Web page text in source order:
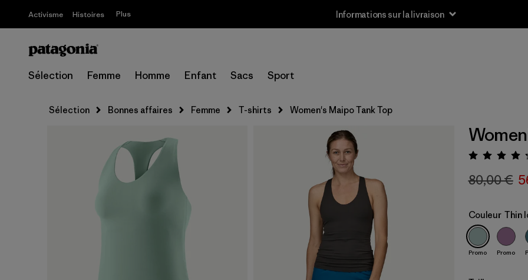
Activisme Histoires Plus Informations sur la livraison
Sélection Femme Homme Enfant Sacs Sport
Sélection Bonnes affaires Femme T-shirts Women's Maipo Tank Top
80,00 €
Couleur Thin
Promo Promo